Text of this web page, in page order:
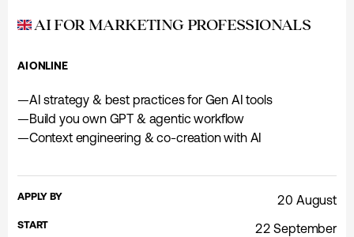
AI FOR MARKETING PROFESSIONALS
AIONLINE
—AI strategy & best practices for Gen AI tools
—Build you own GPT & agentic workflow
—Context engineering & co-creation with AI
APPLY BY 20 August
START 22 September